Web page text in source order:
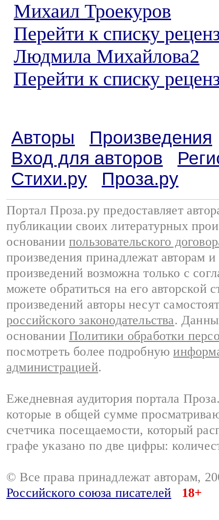
Михаил Троекуров
Перейти к списку
Людмила Михайлова2
Перейти к списку
Авторы
Произведения
Вход для авторов
Стихи.ру
Проза.ру
Портал Проза.ру предоставляет
публикации своих литературных
основании пользовательского
произведения принадлежат авторам
произведений возможна только с
можете обратиться на его авторской
произведений авторы несут
российского законодательства.
основании Политики обработки
посмотреть более подробную
администрацией.
Ежедневная аудитория портала
которые в общей сумме
счетчика посещаемости, который
графе указано по две цифры:
© Все права принадлежат авторам,
Российского союза писателей
18+